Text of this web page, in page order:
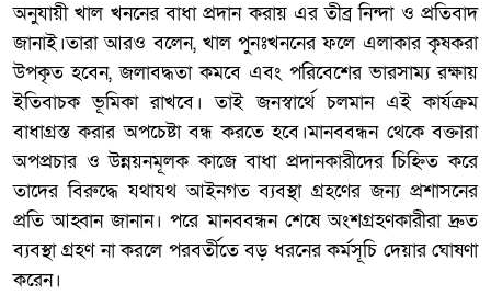
অনুযায়ী খাল খননের বাধা প্রদান করায় এর তীব্র নিন্দা ও প্রতিবাদ
জানাই।তারা আরও বলেন, খাল পুনঃখননের ফলে এলাকার কৃষকরা
উপকৃত হবেন, জলাবদ্ধতা কমবে এবং পরিবেশের ভারসাম্য রক্ষায়
ইতিবাচক ভূমিকা রাখবে। তাই জনস্বার্থে চলমান এই কার্যক্রম
বাধাগ্রস্ত করার অপচেষ্টা বন্ধ করতে হবে।মানববন্ধন থেকে বক্তারা
অপপ্রচার ও উন্নয়নমূলক কাজে বাধা প্রদানকারীদের চিহ্নিত করে
তাদের বিরুদ্ধে যথাযথ আইনগত ব্যবস্থা গ্রহণের জন্য প্রশাসনের
প্রতি আহ্বান জানান। পরে মানববন্ধন শেষে অংশগ্রহণকারীরা দ্রুত
ব্যবস্থা গ্রহণ না করলে পরবর্তীতে বড় ধরনের কর্মসূচি দেয়ার ঘোষণা
করেন।